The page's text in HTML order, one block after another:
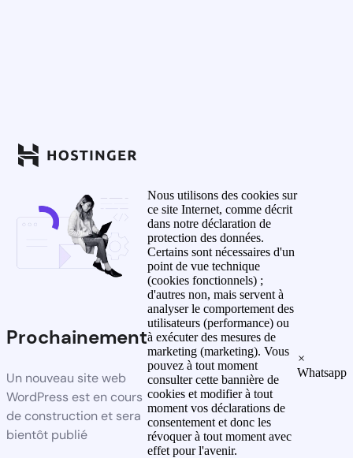
Prochainement
Un nouveau site web
WordPress est en cours
de construction et sera
bientôt publié
Nous utilisons des cookies sur
ce site Internet, comme décrit
dans notre déclaration de
protection des données.
Certains sont nécessaires d'un
point de vue technique
(cookies fonctionnels) ;
d'autres non, mais servent à
analyser le comportement des
utilisateurs (performance) ou
à exécuter des mesures de
marketing (marketing). Vous
pouvez à tout moment
consulter cette bannière de
cookies et modifier à tout
moment vos déclarations de
consentement et donc les
révoquer à tout moment avec
effet pour l'avenir.
×
Whatsapp